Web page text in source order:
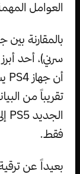
العوامل
سرني)، أحد
تقريباً من
فقط.
بعيداً عن